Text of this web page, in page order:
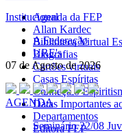
Agenda da FEP
Allan Kardec
Biblioteca Virtual
Biografias
Cartões virtuais
Casas Espíritas
Conheça o
Datas Importantes
Departamentos
Editora FEP
Institucional
A Federação
URE's
07 de Agosto de 2026
AGENDA
Seminário 22/08